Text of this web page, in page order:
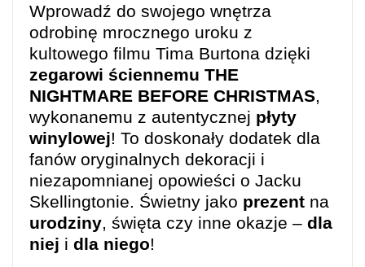
Wprowadź do swojego wnętrza
odrobinę mrocznego uroku z
kultowego filmu Tima Burtona dzięki
zegarowi ściennemu THE
NIGHTMARE BEFORE CHRISTMAS,
wykonanemu z autentycznej płyty
winylowej! To doskonały dodatek dla
fanów oryginalnych dekoracji i
niezapomnianej opowieści o Jacku
Skellingtonie. Świetny jako prezent na
urodziny, święta czy inne okazje – dla
niej i dla niego!